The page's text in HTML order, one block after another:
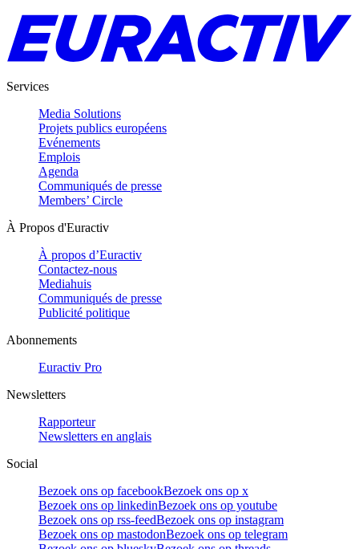
Services
Media Solutions
Projets publics européens
Evénements
Emplois
Agenda
Communiqués de presse
Members’ Circle
À Propos d'Euractiv
À propos d’Euractiv
Contactez-nous
Mediahuis
Communiqués de presse
Publicité politique
Abonnements
Euractiv Pro
Newsletters
Rapporteur
Newsletters en anglais
Social
Bezoek ons op facebookBezoek ons op x
Bezoek ons op linkedinBezoek ons op youtube
Bezoek ons op rss-feedBezoek ons op instagram
Bezoek ons op mastodonBezoek ons op telegram